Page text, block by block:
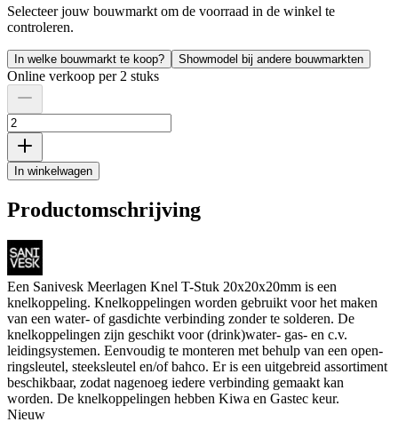
Selecteer jouw bouwmarkt om de voorraad in de winkel te
controleren.
In welke bouwmarkt te koop? Showmodel bij andere bouwmarkten
Online verkoop per 2 stuks
In winkelwagen
Productomschrijving
Een Sanivesk Meerlagen Knel T-Stuk 20x20x20mm is een
knelkoppeling. Knelkoppelingen worden gebruikt voor het maken
van een water- of gasdichte verbinding zonder te solderen. De
knelkoppelingen zijn geschikt voor (drink)water- gas- en c.v.
leidingsystemen. Eenvoudig te monteren met behulp van een open-
ringsleutel, steeksleutel en/of bahco. Er is een uitgebreid assortiment
beschikbaar, zodat nagenoeg iedere verbinding gemaakt kan
worden. De knelkoppelingen hebben Kiwa en Gastec keur.
Nieuw